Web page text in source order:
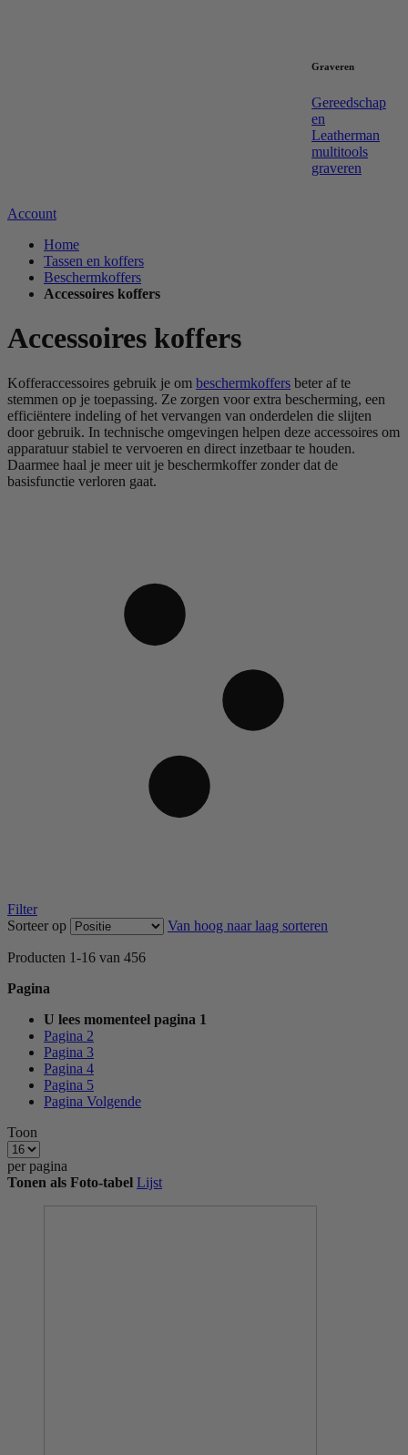
Graveren
Gereedschap
en
Leatherman
multitools
graveren
Account
Home
Tassen en koffers
Beschermkoffers
Accessoires koffers
Accessoires koffers
Kofferaccessoires gebruik je om beschermkoffers beter af te
stemmen op je toepassing. Ze zorgen voor extra bescherming, een
efficiëntere indeling of het vervangen van onderdelen die slijten
door gebruik. In technische omgevingen helpen deze accessoires om
apparatuur stabiel te vervoeren en direct inzetbaar te houden.
Daarmee haal je meer uit je beschermkoffer zonder dat de
basisfunctie verloren gaat.
Filter
Sorteer op
Van hoog naar laag sorteren
Producten 1-16 van 456
Pagina
U lees momenteel pagina 1
Pagina 2
Pagina 3
Pagina 4
Pagina 5
Pagina Volgende
Toon
per pagina
Tonen als Foto-tabel Lijst